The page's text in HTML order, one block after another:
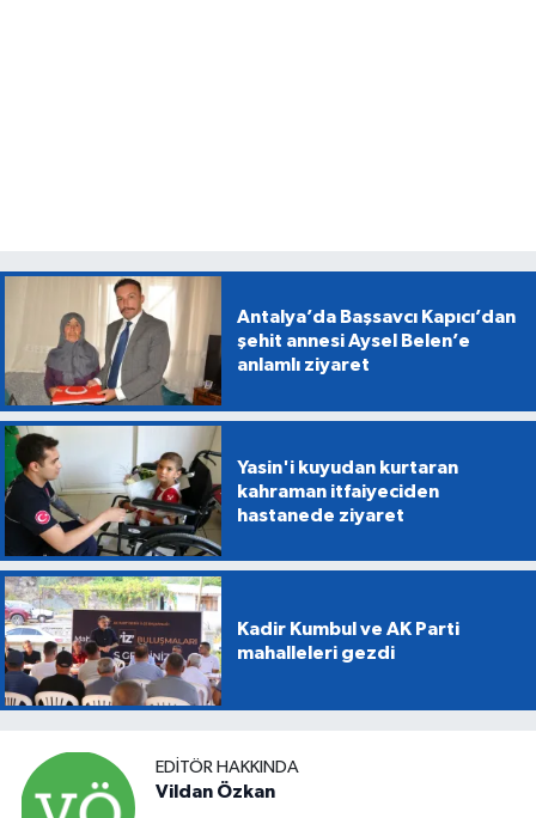
Antalya’da Başsavcı Kapıcı’dan
şehit annesi Aysel Belen’e
anlamlı ziyaret
Yasin'i kuyudan kurtaran
kahraman itfaiyeciden
hastanede ziyaret
Kadir Kumbul ve AK Parti
mahalleleri gezdi
EDITÖR HAKKINDA
Vildan Özkan